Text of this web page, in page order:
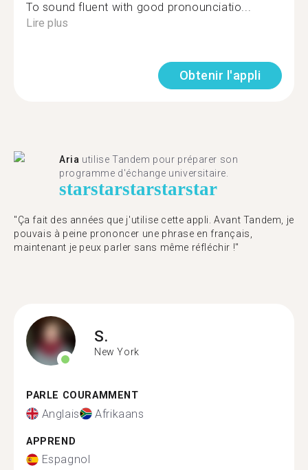
To sound fluent with good pronounciatio...
Lire plus
Obtenir l'appli
Aria utilise Tandem pour préparer son
programme d'échange universitaire.
starstarstarstarstar
"Ça fait des années que j'utilise cette appli. Avant Tandem, je
pouvais à peine prononcer une phrase en français,
maintenant je peux parler sans même réfléchir !"
S.
New York
PARLE COURAMMENT
Anglais Afrikaans
APPREND
Espagnol